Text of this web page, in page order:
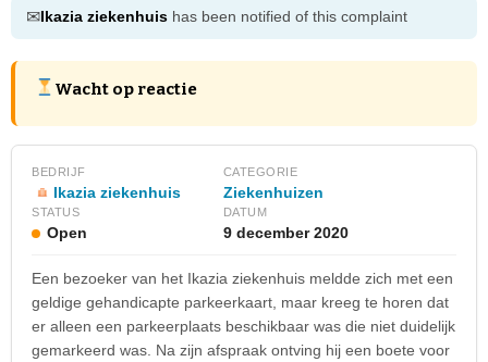
✉Ikazia ziekenhuis has been notified of this complaint
Wacht op reactie
BEDRIJF
Ikazia ziekenhuis
CATEGORIE
Ziekenhuizen
STATUS
Open
DATUM
9 december 2020
Een bezoeker van het Ikazia ziekenhuis meldde zich met een
geldige gehandicapte parkeerkaart, maar kreeg te horen dat
er alleen een parkeerplaats beschikbaar was die niet duidelijk
gemarkeerd was. Na zijn afspraak ontving hij een boete voor